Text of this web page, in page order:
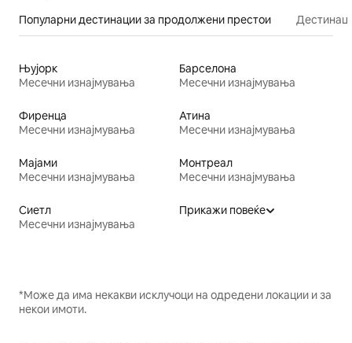
Популарни дестинации за продолжени престои
Њујорк
Месечни изнајмувања
Барселона
Месечни изнајмувања
Фиренца
Месечни изнајмувања
Атина
Месечни изнајмувања
Мајами
Месечни изнајмувања
Монтреал
Месечни изнајмувања
Сиетл
Месечни изнајмувања
Прикажи повеќе
*Може да има некакви исклучоци на одредени локации и за
некои имоти.